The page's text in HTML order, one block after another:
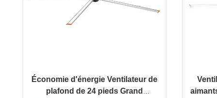
Économie d'énergie Ventilateur de
plafond de 24 pieds Grand